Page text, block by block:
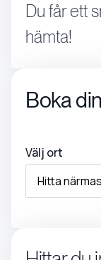
Du får ett
hämta!
Boka
Välj ort